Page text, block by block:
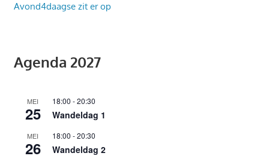
Avond4daagse zit er op
Agenda 2027
MEI
25
18:00 -20:30
Wandeldag 1
MEI
26
18:00 -20:30
Wandeldag 2